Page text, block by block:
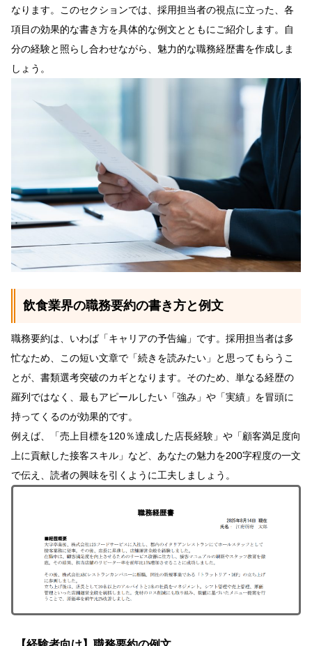
なります。このセクションでは、採用担当者の視点に立った、各
項目の効果的な書き方を具体的な例文とともにご紹介します。自
分の経験と照らし合わせながら、魅力的な職務経歴書を作成しま
しょう。
飲食業界の職務要約の書き方と例文
職務要約は、いわば「キャリアの予告編」です。採用担当者は多
忙なため、この短い文章で「続きを読みたい」と思ってもらうこ
とが、書類選考突破のカギとなります。そのため、単なる経歴の
羅列ではなく、最もアピールしたい「強み」や「実績」を冒頭に
持ってくるのが効果的です。
例えば、「売上目標を120％達成した店長経験」や「顧客満足度向
上に貢献した接客スキル」など、あなたの魅力を200字程度の一文
で伝え、読者の興味を引くように工夫しましょう。